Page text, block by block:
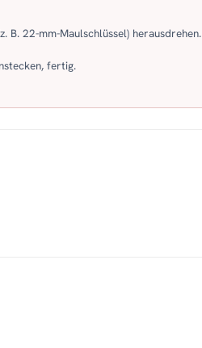
B. 22-mm-Maulschlüssel) herausdrehen.
fertig.